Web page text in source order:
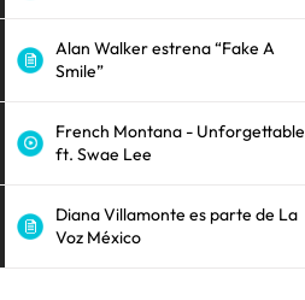
Alan Walker estrena “Fake A
Smile”
French Montana - Unforgettable
ft. Swae Lee
Diana Villamonte es parte de La
Voz México